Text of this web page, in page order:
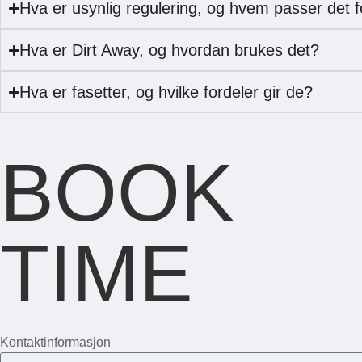
Hva er usynlig regulering, og hvem passer det
Hva er Dirt Away, og hvordan brukes det?
Hva er fasetter, og hvilke fordeler gir de?
BOOK
TIME
Kontaktinformasjon